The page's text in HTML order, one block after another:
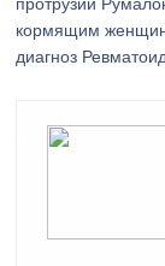
кормящим
диагноз